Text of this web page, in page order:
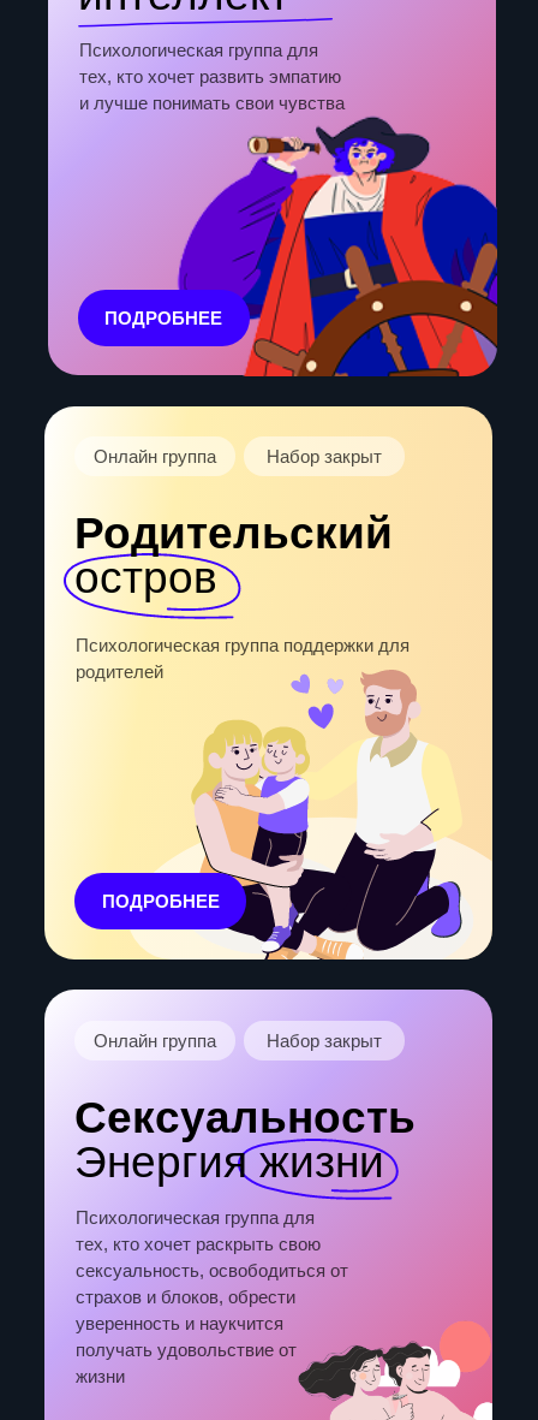
Психологическая группа для тех, кто
часто сомневается в себе и хочет это
меня
Набор закрыт
Онлайн группа
ПОДРОБНЕЕ
Психологическая группа о том, как
выстроить личные границы из уважения к
Личные границы:
от борьбы к диалогу
Набор закрыт
Онлайн группа
ПОДРОБНЕЕ
Групповая терапия, которая поможет
разобраться в трудностях и исцелить боль
перезагрузка
Набор закрыт
ПОДРОБНЕЕ